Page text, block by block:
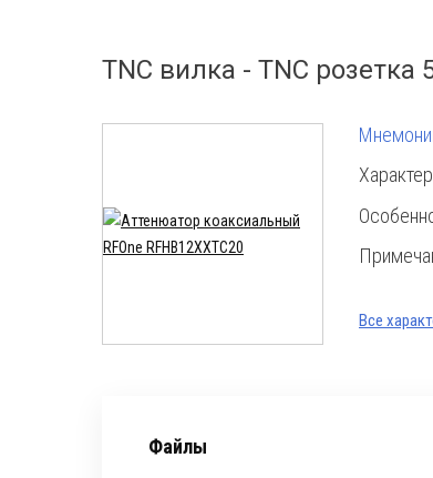
TNC вилка - TNC розетка
Все
Файлы